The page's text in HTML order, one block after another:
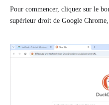
Pour commencer, cliquez sur le
supérieur droit de Google